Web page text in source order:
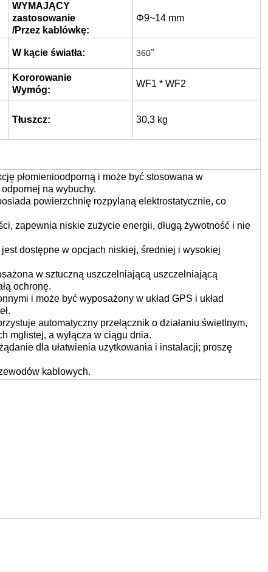
WYMAJĄCY
zastosowanie
/Przez kablówkę:
Φ9~14 mm
W kącie światła: 360°
Kororowanie
Wymóg:
WF1 * WF2
Tłuszcz: 30,3 kg
płomienioodporną i może być stosowana w
na wybuchy.
powierzchnię rozpylaną elektrostatycznie, co
zapewnia niskie zużycie energii, długą żywotność i nie
dostępne w opcjach niskiej, średniej i wysokiej
w sztuczną uszczelniającą uszczelniającą
ochronę.
i może być wyposażony w układ GPS i układ
automatyczny przełącznik o działaniu świetlnym,
mglistej, a wyłącza w ciągu dnia.
dla ułatwienia użytkowania i instalacji; proszę
kablowych.